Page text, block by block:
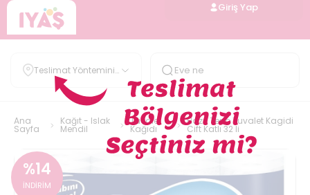
Giriş Yap
Teslimat Yöntemini
Belirle
Ana
Sayfa
Kağıt - Islak
Mendil
Tuvalet
Kağıdı
Hazır Teno Tuvalet Kagidi
Cift Katlı 32 li
%14
İNDİRİM